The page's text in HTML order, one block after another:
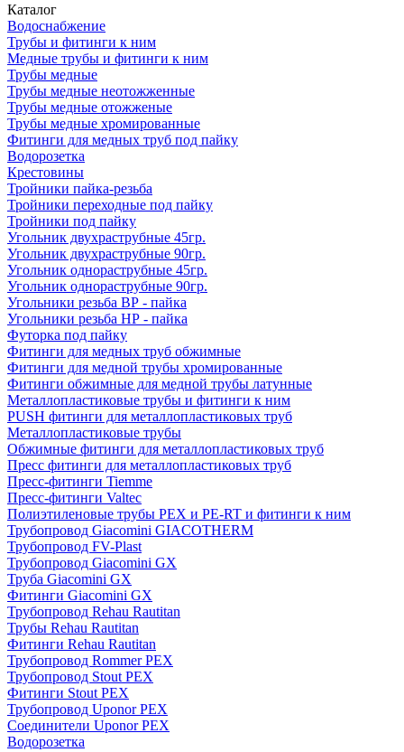
Каталог
Водоснабжение
Трубы и фитинги к ним
Медные трубы и фитинги к ним
Трубы медные
Трубы медные неотожженные
Трубы медные отожженые
Трубы медные хромированные
Фитинги для медных труб под пайку
Водорозетка
Крестовины
Тройники пайка-резьба
Тройники переходные под пайку
Тройники под пайку
Угольник двухраструбные 45гр.
Угольник двухраструбные 90гр.
Угольник однораструбные 45гр.
Угольник однораструбные 90гр.
Угольники резьба ВР - пайка
Угольники резьба НР - пайка
Футорка под пайку
Фитинги для медных труб обжимные
Фитинги для медной трубы хромированные
Фитинги обжимные для медной трубы латунные
Металлопластиковые трубы и фитинги к ним
PUSH фитинги для металлопластиковых труб
Металлопластиковые трубы
Обжимные фитинги для металлопластиковых труб
Пресс фитинги для металлопластиковых труб
Пресс-фитинги Tiemme
Пресс-фитинги Valtec
Полиэтиленовые трубы PEX и PE-RT и фитинги к ним
Трубопровод Giacomini GIACOTHERM
Трубопровод FV-Plast
Трубопровод Giacomini GX
Труба Giacomini GX
Фитинги Giacomini GX
Трубопровод Rehau Rautitan
Трубы Rehau Rautitan
Фитинги Rehau Rautitan
Трубопровод Rommer PEX
Трубопровод Stout PEX
Фитинги Stout PEX
Трубопровод Uponor PEX
Соединители Uponor PEX
Водорозетка